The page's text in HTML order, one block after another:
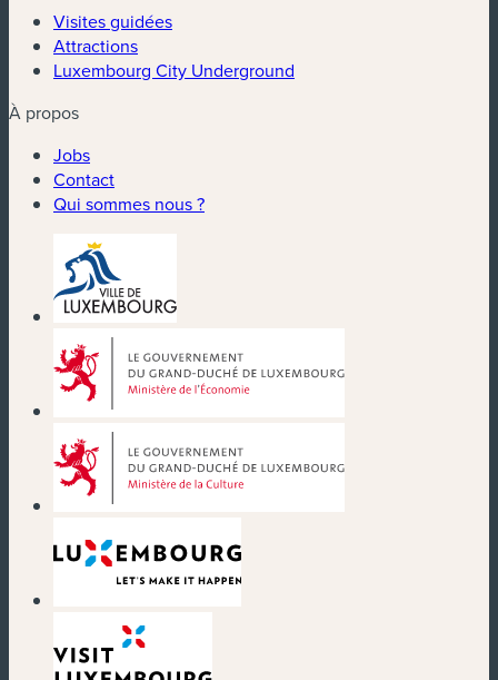
Visites guidées
Attractions
Luxembourg City Underground
À propos
Jobs
Contact
Qui sommes nous ?